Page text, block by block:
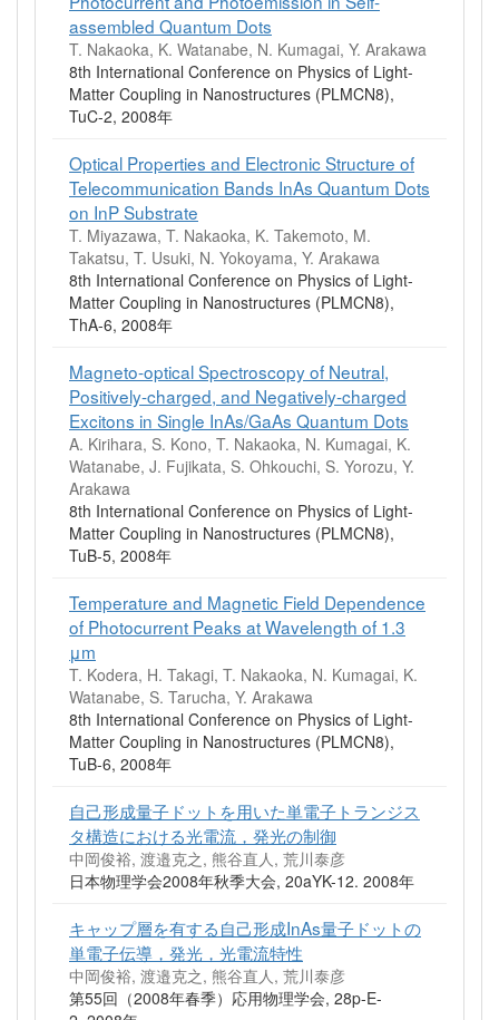
assembled Quantum Dots
T. Nakaoka, K. Watanabe, N. Kumagai, Y. Arakawa
8th International Conference on Physics of Light-
Matter Coupling in Nanostructures (PLMCN8),
TuC-2, 2008年
Optical Properties and Electronic Structure of
Telecommunication Bands InAs Quantum Dots
on InP Substrate
T. Miyazawa, T. Nakaoka, K. Takemoto, M.
Takatsu, T. Usuki, N. Yokoyama, Y. Arakawa
8th International Conference on Physics of Light-
Matter Coupling in Nanostructures (PLMCN8),
ThA-6, 2008年
Magneto-optical Spectroscopy of Neutral,
Positively-charged, and Negatively-charged
Excitons in Single InAs/GaAs Quantum Dots
A. Kirihara, S. Kono, T. Nakaoka, N. Kumagai, K.
Watanabe, J. Fujikata, S. Ohkouchi, S. Yorozu, Y.
Arakawa
8th International Conference on Physics of Light-
Matter Coupling in Nanostructures (PLMCN8),
TuB-5, 2008年
Temperature and Magnetic Field Dependence
of Photocurrent Peaks at Wavelength of 1.3
μm
T. Kodera, H. Takagi, T. Nakaoka, N. Kumagai, K.
Watanabe, S. Tarucha, Y. Arakawa
8th International Conference on Physics of Light-
Matter Coupling in Nanostructures (PLMCN8),
TuB-6, 2008年
自己形成量子ドットを用いた単電子トランジス
タ構造における光電流，発光の制御
中岡俊裕, 渡邉克之, 熊谷直人, 荒川泰彦
日本物理学会2008年秋季大会, 20aYK-12. 2008年
キャップ層を有する自己形成InAs量子ドットの
単電子伝導，発光，光電流特性
中岡俊裕, 渡邉克之, 熊谷直人, 荒川泰彦
第55回（2008年春季）応用物理学会, 28p-E-